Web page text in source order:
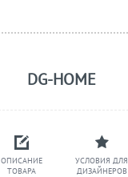
ОПИСАНИЕ
ТОВАРА
УСЛОВИЯ ДЛЯ
ДИЗАЙНЕРОВ
DG-HOME